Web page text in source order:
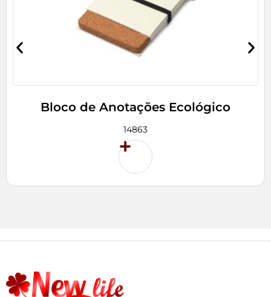
Bloco de Anotações Ecológico
14863